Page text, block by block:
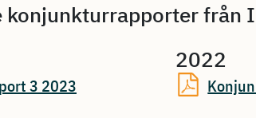
konjunkturrapporter från
3 2023
2022